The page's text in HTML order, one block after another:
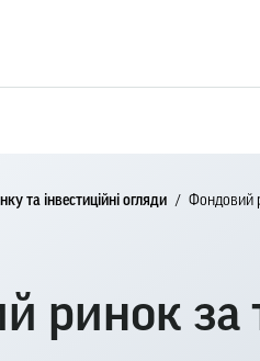
та інвестиційні огляди Фондовий
ринок